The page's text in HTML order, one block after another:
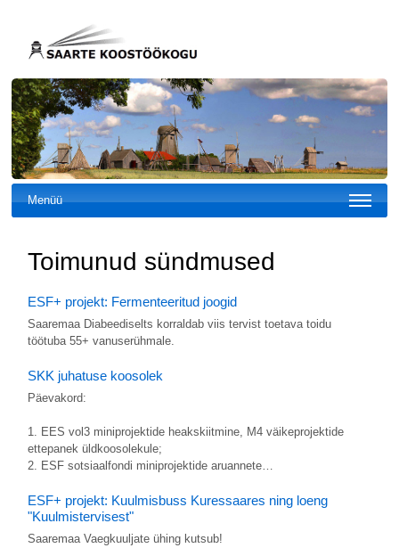
Menüü
Toimunud sündmused
ESF+ projekt: Fermenteeritud joogid
Saaremaa Diabeediselts korraldab viis tervist toetava toidu
töötuba 55+ vanuserühmale.
SKK juhatuse koosolek
Päevakord:
1. EES vol3 miniprojektide heakskiitmine, M4 väikeprojektide
ettepanek üldkoosolekule;
2. ESF sotsiaalfondi miniprojektide aruannete…
ESF+ projekt: Kuulmisbuss Kuressaares ning loeng
"Kuulmistervisest"
Saaremaa Vaegkuuljate ühing kutsub!